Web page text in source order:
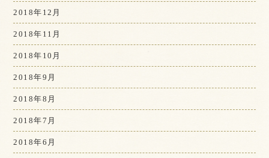
2018年12月
2018年11月
2018年10月
2018年9月
2018年8月
2018年7月
2018年6月